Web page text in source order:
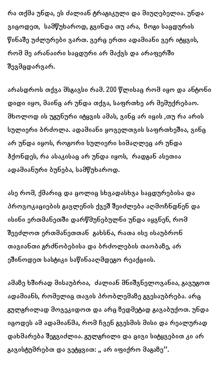
რა თქმა უნდა, ეს ძალიან ტრაგიკული და მიუღებელია. უნდა
ვიცოდეთ, სამწუხაროდ, გვინდა თუ არა, ზოგი საცდურის
წინაშე უძლურები ვართ. ვერც ერთი ადამიანი ვერ იტყვის,
რომ მე არანაირი საცდური არ მაქვს და არაფერში
შევმცდარვარ.
არასდროს თქვა მსგავსი რამ. 200 წლისაც რომ იყო და ანტონი
დიდი იყო, მაინც არ უნდა თქვა, საფრთხე არ მემუქრებაო.
მხოლოდ ის უგუნური იტყვის ამას, ვინც არ იცის ,თუ რა არის
სულიერი ბრძოლა. ადამიანი ყოველთვის საფრთხეშია, ვინც
არ უნდა იყოს, როგორი სულიერი სიმაღლეც არ უნდა
ჰქონდეს, რა ასაკისაც არ უნდა იყოს, რადგან ასეთია
ადამიანური ბუნება, სამწუხაროდ.
ასე რომ, ქმარიც და ცოლიც სხვადასხვა საცდურებისა და
პროვოკაციების გავლენის ქვეშ შეიძლება აღმოჩნდნენ და
ისინი ერთმანეთში დარწმუნებულნი უნდა იყვნენ, რომ
შეეძლოთ ერთმანეთთან გახსნა, რათა ისე ისაუბრონ
თავიანთი გრძნობებისა და ბრძოლების თაობაზე, არ
ეშინოდეთ სასტიკი საწინააღმდეგო რეაქციის.
ამაზე ხშირად მისაუბრია, ძალიან მნიშვნელოვანია, გავუგოთ
ადამიანს, რომელიც თავის პრობლემაზე გვესაუბრება. არც
გულგრილად მოვეკიდოთ და არც ზედმეტად გავაბუქოთ. უნდა
იცოდეს ამ ადამიანმა, რომ ჩვენ გვესმის მისი და რეალურად
დახმარება შეგვიძლია. გულგრილი და ცივი სიტყვებით კი არ
გავისტუმრებთ და ვეტყვით: ,, არ იფიქრო მაგაზე’’.